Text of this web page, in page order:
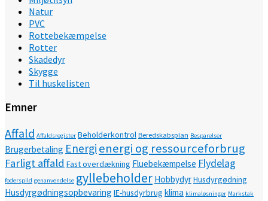
Natur
PVC
Rottebekæmpelse
Rotter
Skadedyr
Skygge
Til huskelisten
Emner
Affald Affaldsregister Beholderkontrol Beredskabsplan Besparelser
Brugerbetaling Energi energi og ressourceforbrug
Farligt affald Fast overdækning Fluebekæmpelse Flydelag
foderspild genanvendelse gyllebeholder HobbydyrHusdyrgødning
Husdyrgødningsopbevaring IE-husdyrbrug klima klimaløsninger Markstak